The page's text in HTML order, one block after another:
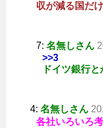
収が減る国だけ
7: 名無しさん
>>3
ドイツ銀行
4: 名無しさん
各社いろいろ